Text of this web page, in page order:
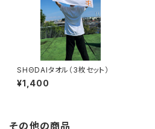
SHΘDAIタオル（3枚セット）
¥1,400
その他の商品